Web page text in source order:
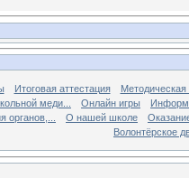
Итоговая аттестация
Методическая
меди... Онлайн игры
органов,... О нашей школе
Волонтёрское